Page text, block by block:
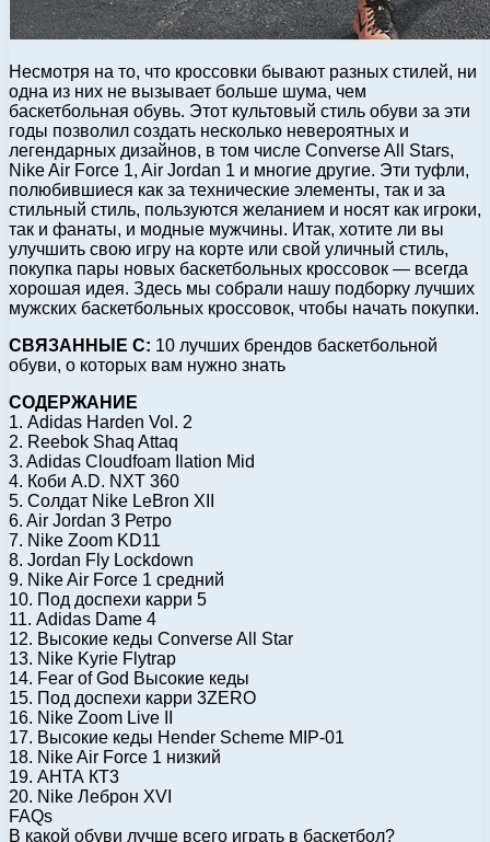
Несмотря на то, что кроссовки бывают разных стилей, ни
одна из них не вызывает больше шума, чем
баскетбольная обувь. Этот культовый стиль обуви за эти
годы позволил создать несколько невероятных и
легендарных дизайнов, в том числе Converse All Stars,
Nike Air Force 1, Air Jordan 1 и многие другие. Эти туфли,
полюбившиеся как за технические элементы, так и за
стильный стиль, пользуются желанием и носят как игроки,
так и фанаты, и модные мужчины. Итак, хотите ли вы
улучшить свою игру на корте или свой уличный стиль,
покупка пары новых баскетбольных кроссовок — всегда
хорошая идея. Здесь мы собрали нашу подборку лучших
мужских баскетбольных кроссовок, чтобы начать покупки.
СВЯЗАННЫЕ С: 10 лучших брендов баскетбольной
обуви, о которых вам нужно знать
СОДЕРЖАНИЕ
1. Adidas Harden Vol. 2
2. Reebok Shaq Attaq
3. Adidas Cloudfoam Ilation Mid
4. Коби А.D. NXT 360
5. Солдат Nike LeBron XII
6. Air Jordan 3 Ретро
7. Nike Zoom KD11
8. Jordan Fly Lockdown
9. Nike Air Force 1 средний
10. Под доспехи карри 5
11. Adidas Dame 4
12. Высокие кеды Converse All Star
13. Nike Kyrie Flytrap
14. Fear of God Высокие кеды
15. Под доспехи карри 3ZERO
16. Nike Zoom Live II
17. Высокие кеды Hender Scheme MIP-01
18. Nike Air Force 1 низкий
19. АНТА КТ3
20. Nike Леброн XVI
FAQs
В какой обуви лучше всего играть в баскетбол?